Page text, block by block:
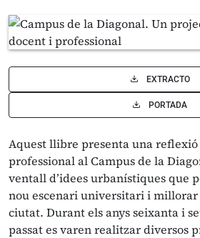
EXTRACTO
PORTADA
Aquest llibre presenta una
professional al Campus de la
ventall d’idees urbanístiques que
nou escenari universitari i
ciutat. Durant els anys seixanta i
passat es varen realitzar diversos